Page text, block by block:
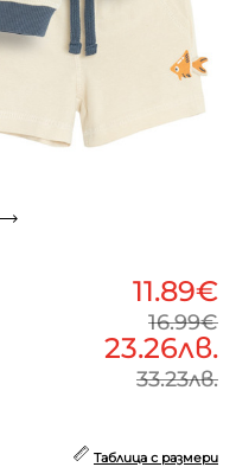
11.89€
16.99€
23.26лв.
33.23лв.
Таблица с размери